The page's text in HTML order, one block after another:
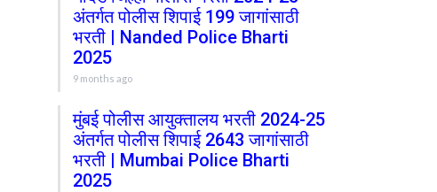
अंतर्गत पोलीस शिपाई 199 जागांसाठी
भरती | Nanded Police Bharti
2025
9 months ago
मुंबई पोलीस आयुक्तालय भरती 2024-25
अंतर्गत पोलीस शिपाई 2643 जागांसाठी
भरती | Mumbai Police Bharti
2025